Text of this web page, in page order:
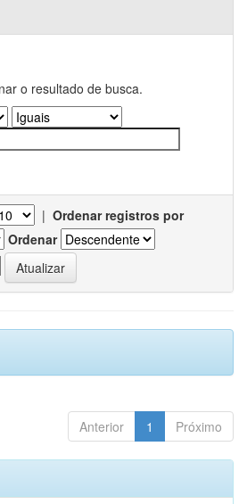
o resultado de busca.
| Ordenar registros por
Ordenar
Anterior 1 Próximo